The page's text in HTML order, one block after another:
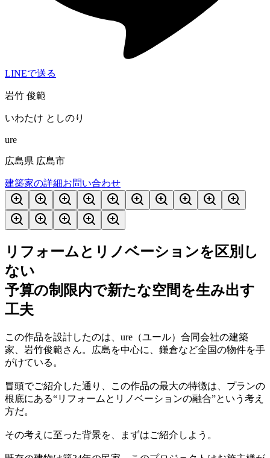
LINEで送る
岩竹 俊範
いわたけ としのり
ure
広島県 広島市
建築家の詳細お問い合わせ
リフォームとリノベーションを区別し
ない
予算の制限内で新たな空間を生み出す
工夫
この作品を設計したのは、ure（ユール）合同会社の建築
家、岩竹俊範さん。広島を中心に、鎌倉など全国の物件を手
がけている。
冒頭でご紹介した通り、この作品の最大の特徴は、プランの
根底にある“リフォームとリノベーションの融合”という考え
方だ。
その考えに至った背景を、まずはご紹介しよう。